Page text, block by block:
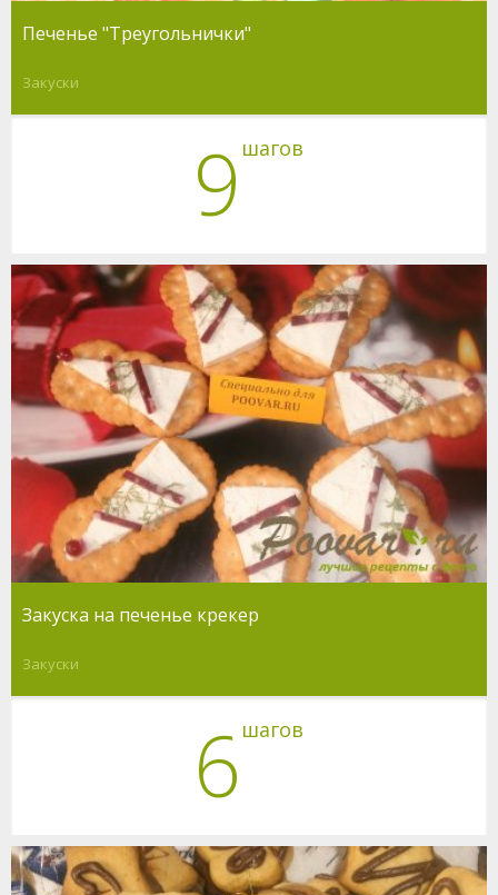
Печенье "Треугольнички"
Закуски
9 шагов
Закуска на печенье крекер
Закуски
6 шагов